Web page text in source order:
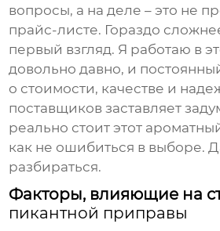
вопросы, а на деле – это не
прайс-листе. Гораздо
первый взгляд. Я работаю в
довольно давно, и
о стоимости, качестве и
поставщиков заставляет
реально стоит этот
как не ошибиться в выборе.
разбираться.
Факторы, влияющие на
пикантной приправы